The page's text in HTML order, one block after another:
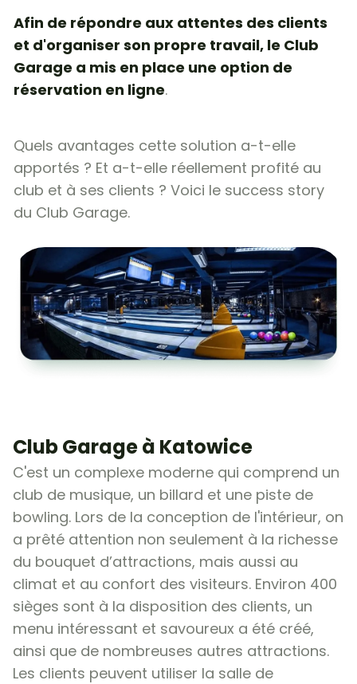
Afin de répondre aux attentes des clients
et d'organiser son propre travail, le Club
Garage a mis en place une option de
réservation en ligne.
Quels avantages cette solution a-t-elle
apportés ? Et a-t-elle réellement profité au
club et à ses clients ? Voici le success story
du Club Garage.
Club Garage à Katowice
C'est un complexe moderne qui comprend un
club de musique, un billard et une piste de
bowling. Lors de la conception de l'intérieur, on
a prêté attention non seulement à la richesse
du bouquet d’attractions, mais aussi au
climat et au confort des visiteurs. Environ 400
sièges sont à la disposition des clients, un
menu intéressant et savoureux a été créé,
ainsi que de nombreuses autres attractions.
Les clients peuvent utiliser la salle de